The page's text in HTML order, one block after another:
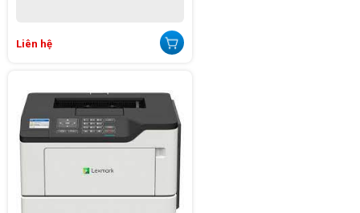
Liên hệ